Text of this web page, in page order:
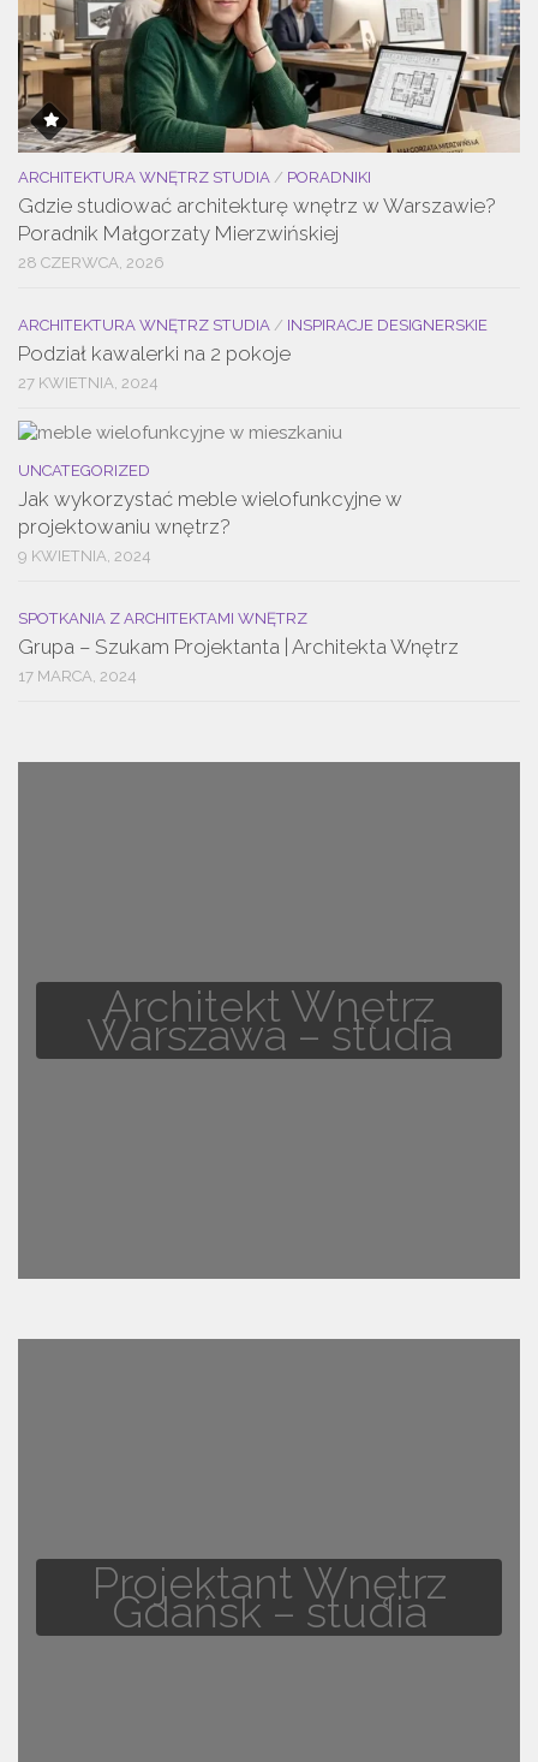
ARCHITEKTURA WNĘTRZ STUDIA / PORADNIKI
Gdzie studiować architekturę wnętrz w Warszawie?
Poradnik Małgorzaty Mierzwińskiej
28 CZERWCA, 2026
ARCHITEKTURA WNĘTRZ STUDIA / INSPIRACJE DESIGNERSKIE
Podział kawalerki na 2 pokoje
27 KWIETNIA, 2024
UNCATEGORIZED
Jak wykorzystać meble wielofunkcyjne w
projektowaniu wnętrz?
9 KWIETNIA, 2024
SPOTKANIA Z ARCHITEKTAMI WNĘTRZ
Grupa – Szukam Projektanta | Architekta Wnętrz
17 MARCA, 2024
Architekt Wnętrz
Warszawa – studia
Projektant Wnętrz
Gdańsk – studia